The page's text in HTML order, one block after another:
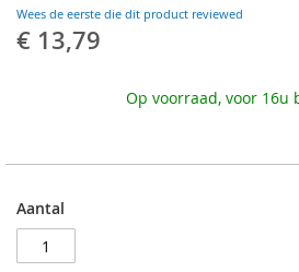
Wees de eerste die dit product reviewed
€ 13,79
Op voorraad, voor 16u
Aantal